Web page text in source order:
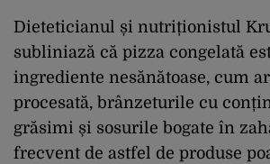
Dieteticianul și nutriționistul
subliniază că pizza congelată
ingrediente nesănătoase, cum
procesată, brânzeturile cu
grăsimi și sosurile bogate în
frecvent de astfel de produse